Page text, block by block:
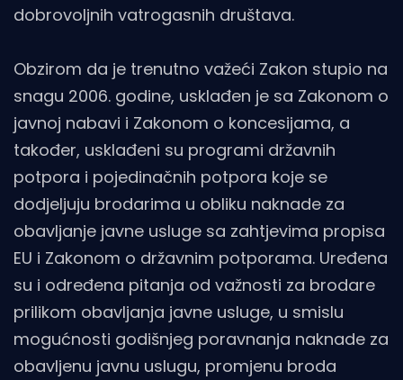
dobrovoljnih vatrogasnih društava.
Obzirom da je trenutno važeći Zakon stupio na
snagu 2006. godine, usklađen je sa Zakonom o
javnoj nabavi i Zakonom o koncesijama, a
također, usklađeni su programi državnih
potpora i pojedinačnih potpora koje se
dodjeljuju brodarima u obliku naknade za
obavljanje javne usluge sa zahtjevima propisa
EU i Zakonom o državnim potporama. Uređena
su i određena pitanja od važnosti za brodare
prilikom obavljanja javne usluge, u smislu
mogućnosti godišnjeg poravnanja naknade za
obavljenu javnu uslugu, promjenu broda